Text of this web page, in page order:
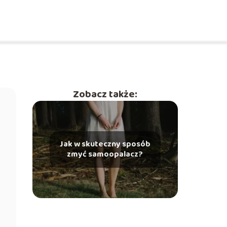
Zobacz także:
Jak w skuteczny sposób
zmyć samoopalacz?